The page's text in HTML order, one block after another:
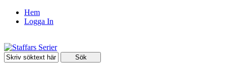
Hem
Logga In